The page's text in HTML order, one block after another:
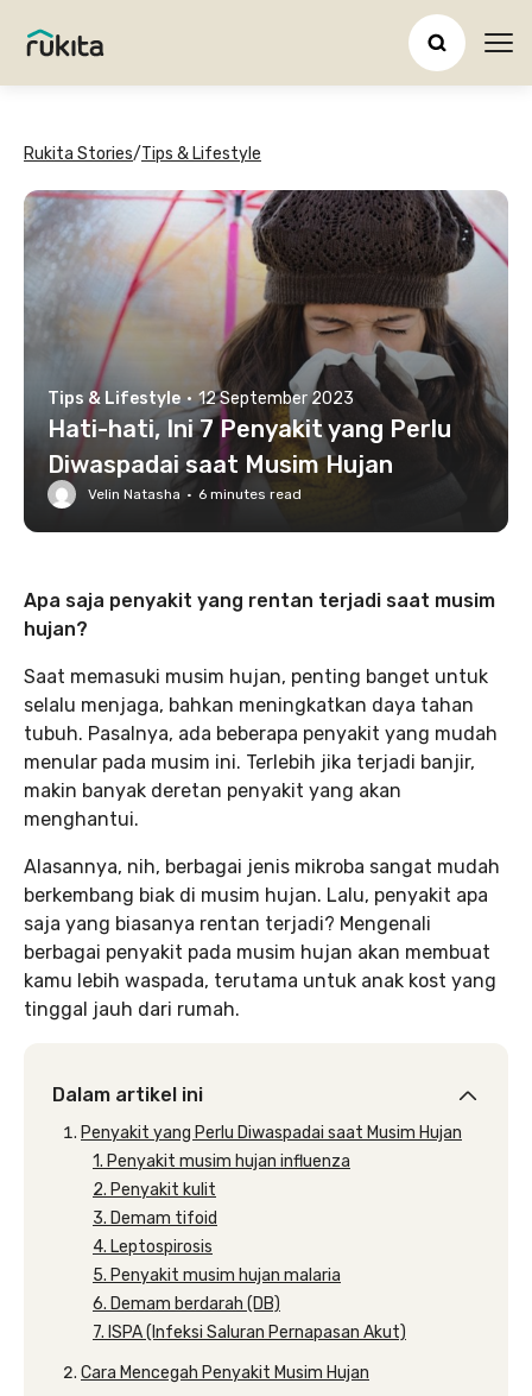
Rukita Stories/Tips & Lifestyle
Tips & Lifestyle · 12 September 2023
Hati-hati, Ini 7 Penyakit yang Perlu
Diwaspadai saat Musim Hujan
Velin Natasha · 6 minutes read
Apa saja penyakit yang rentan terjadi saat musim
hujan?
Saat memasuki musim hujan, penting banget untuk
selalu menjaga, bahkan meningkatkan daya tahan
tubuh. Pasalnya, ada beberapa penyakit yang mudah
menular pada musim ini. Terlebih jika terjadi banjir,
makin banyak deretan penyakit yang akan
menghantui.
Alasannya, nih, berbagai jenis mikroba sangat mudah
berkembang biak di musim hujan. Lalu, penyakit apa
saja yang biasanya rentan terjadi? Mengenali
berbagai penyakit pada musim hujan akan membuat
kamu lebih waspada, terutama untuk anak kost yang
tinggal jauh dari rumah.
Dalam artikel ini
Penyakit yang Perlu Diwaspadai saat Musim Hujan
1. Penyakit musim hujan influenza
2. Penyakit kulit
3. Demam tifoid
4. Leptospirosis
5. Penyakit musim hujan malaria
6. Demam berdarah (DB)
7. ISPA (Infeksi Saluran Pernapasan Akut)
Cara Mencegah Penyakit Musim Hujan